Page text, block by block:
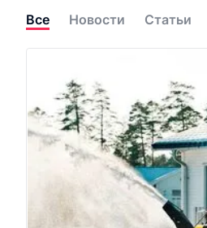
Все Новости Статьи